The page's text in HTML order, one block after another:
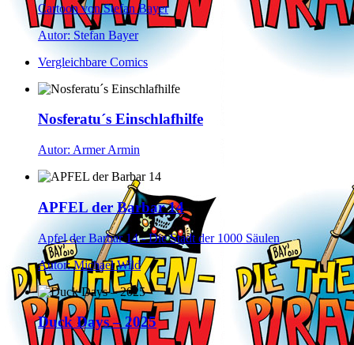
Cartoon von Stefan Bayer
Autor: Stefan Bayer
Vergleichbare Comics
Nosferatu´s Einschlafhilfe
Autor: Armer Armin
APFEL der Barbar 14
Apfel der Barbar 14 - Die Stadt der 1000 Säulen
Autor: Michael Wild
Duck Days – 2025